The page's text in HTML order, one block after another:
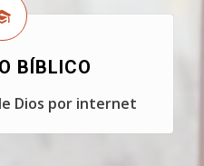
BÍBLICO
Dios por internet